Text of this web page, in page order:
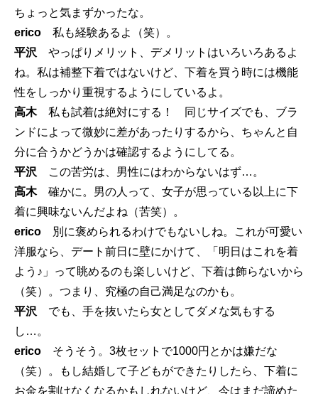
ちょっと気まずかったな。
erico 私も経験あるよ（笑）。
平沢 やっぱりメリット、デメリットはいろいろあるよ
ね。私は補整下着ではないけど、下着を買う時には機能
性をしっかり重視するようにしているよ。
高木私も試着は絶対にする！ 同じサイズでも、ブラ
ンドによって微妙に差があったりするから、ちゃんと自
分に合うかどうかは確認するようにしてる。
平沢 この苦労は、男性にはわからないはず…。
高木確かに。男の人って、女子が思っている以上に下
着に興味ないんだよね（苦笑）。
erico 別に褒められるわけでもないしね。これが可愛い
洋服なら、デート前日に壁にかけて、「明日はこれを着
よう♪」って眺めるのも楽しいけど、下着は飾らないから
（笑）。つまり、究極の自己満足なのかも。
平沢 でも、手を抜いたら女としてダメな気もする
し…。
erico そうそう。3枚セットで1000円とかは嫌だな
（笑）。もし結婚して子どもができたりしたら、下着に
お金を割けなくなるかもしれないけど、今はまだ諦めた